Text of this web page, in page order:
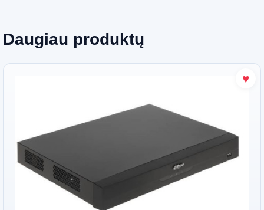
Daugiau produktų